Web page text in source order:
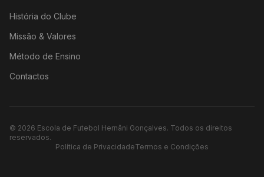
História do Clube
Missão & Valores
Método de Ensino
Contactos
© 2026 Escola de Futebol Hernâni Gonçalves. Todos os direitos
reservados.
Política de PrivacidadeTermos e Condições